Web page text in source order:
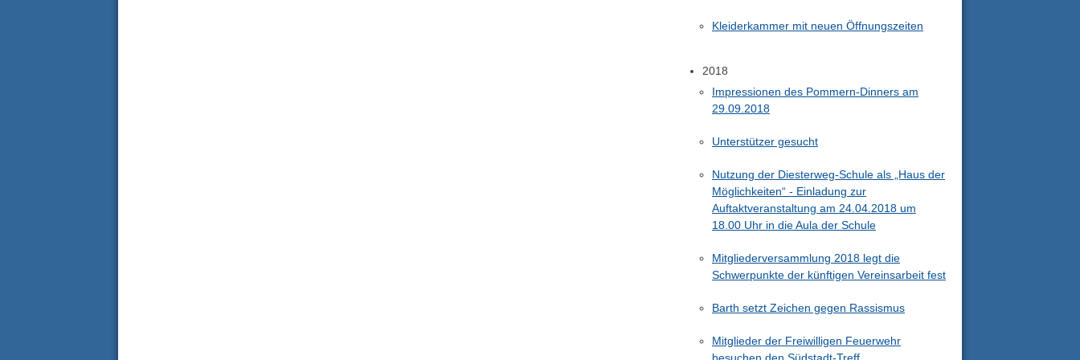
Kleiderkammer mit neuen Öffnungszeiten
2018
Impressionen des Pommern-Dinners am
29.09.2018
Unterstützer gesucht
Nutzung der Diesterweg-Schule als „Haus der
Möglichkeiten“ - Einladung zur
Auftaktveranstaltung am 24.04.2018 um
18.00 Uhr in die Aula der Schule
Mitgliederversammlung 2018 legt die
Schwerpunkte der künftigen Vereinsarbeit fest
Barth setzt Zeichen gegen Rassismus
Mitglieder der Freiwilligen Feuerwehr